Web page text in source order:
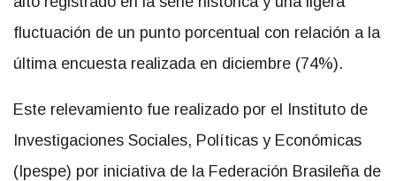
fluctuación de un punto porcentual con relación a la
última encuesta realizada en diciembre (74%).
Este relevamiento fue realizado por el Instituto de
Investigaciones Sociales, Políticas y Económicas
(Ipespe) por iniciativa de la Federación Brasileña de